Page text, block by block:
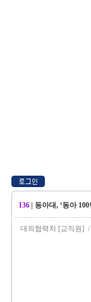
136 | 동아대, ‘동아
대외협력처 [교직원] /